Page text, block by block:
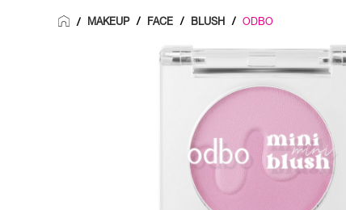
/ MAKEUP / FACE / BLUSH / ODBO